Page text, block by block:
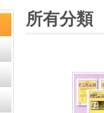
所有分類